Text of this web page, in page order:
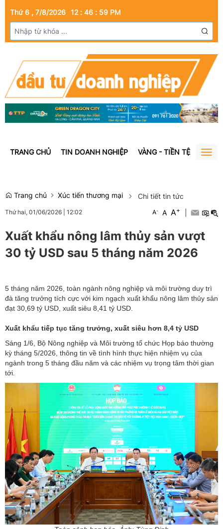
Thứ 6 , 7/8/2026 12 : 47 : 00PM
TRANG CHỦ TIN DOANH NGHIỆP VÀNG - TIỀN TỆ BẤT
Trang chủ Xúc tiến thương mại Chi tiết tin tức
Thứ hai, 01/06/2026 12:02 A- A A+
Xuất khẩu nông lâm thủy sản vượt
30 tỷ USD sau 5 tháng năm 2026
5 tháng năm 2026, toàn ngành nông nghiệp và môi trường duy trì
đà tăng trưởng tích cực với kim ngạch xuất khẩu nông lâm thủy sản
đạt 30,69 tỷ USD, xuất siêu 8,41 tỷ USD.
Xuất khẩu tiếp tục tăng trưởng, xuất siêu hơn 8,4 tỷ USD
Sáng 1/6, Bộ Nông nghiệp và Môi trường tổ chức Họp báo thường
kỳ tháng 5/2026, thông tin về tình hình thực hiện nhiệm vụ của
ngành trong 5 tháng đầu năm và các nhiệm vụ trọng tâm thời gian
tới.